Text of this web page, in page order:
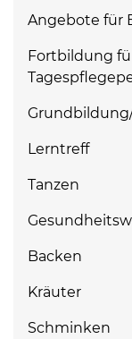
Angebote für
Fortbildung
Lerntreff
Tanzen
Backen
Kräuter
Schminken